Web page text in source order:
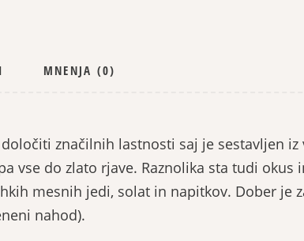
MNENJA (0)
značilnih lastnosti saj je sestavljen
vse do zlato rjave. Raznolika sta tudi
mesnih jedi, solat in napitkov. Dober je
nahod).